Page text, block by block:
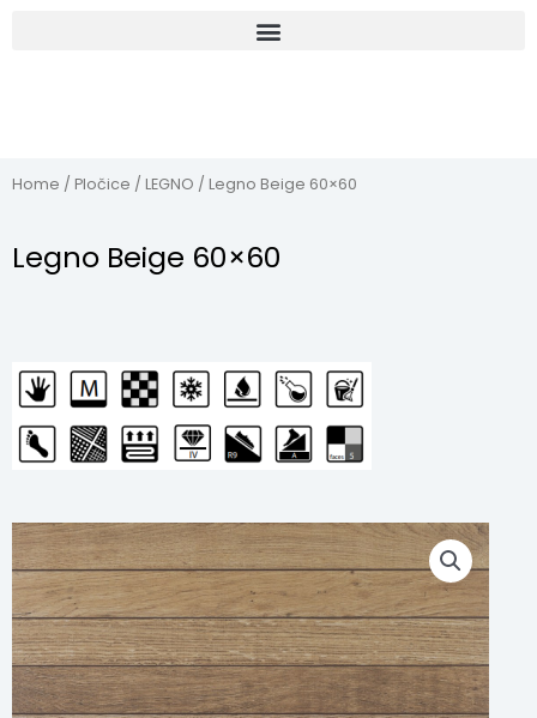
Home / Pločice / LEGNO / Legno Beige 60×60
Legno Beige 60×60